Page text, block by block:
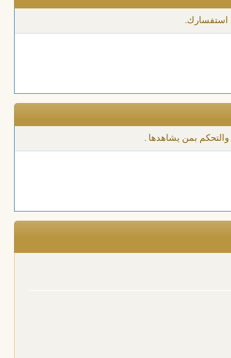
استفسارك.
والتحكم بمن يشاهدها .